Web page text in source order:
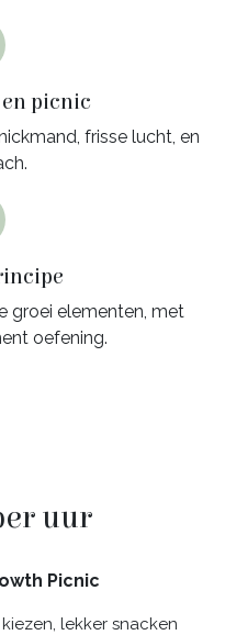
picnic
frisse lucht, en
groei elementen, met
oefening.
uur
Picnic
lekker snacken